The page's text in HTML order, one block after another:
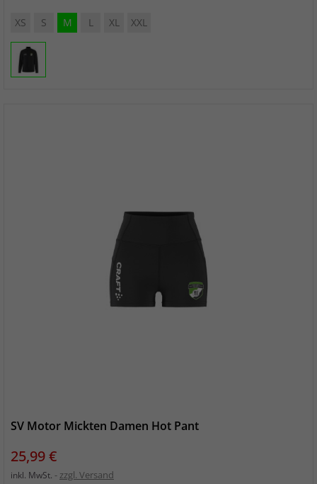
XS S M L XL XXL
SV Motor Mickten Damen Hot Pant
Preis
25,99 €
inkl. MwSt. zzgl. Versand